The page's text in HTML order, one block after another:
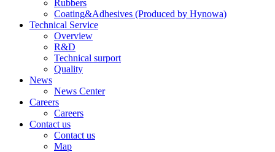
Rubbers
Coating&Adhesives (Produced by Hynowa)
Technical Service
Overview
R&D
Technical surport
Quality
News
News Center
Careers
Careers
Contact us
Contact us
Map